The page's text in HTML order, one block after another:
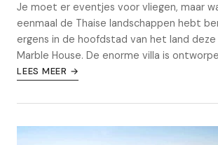
Je moet er eventjes voor vliegen, maar
eenmaal de Thaise landschappen hebt
ergens in de hoofdstad van het land
Marble House. De enorme villa is
LEES MEER →